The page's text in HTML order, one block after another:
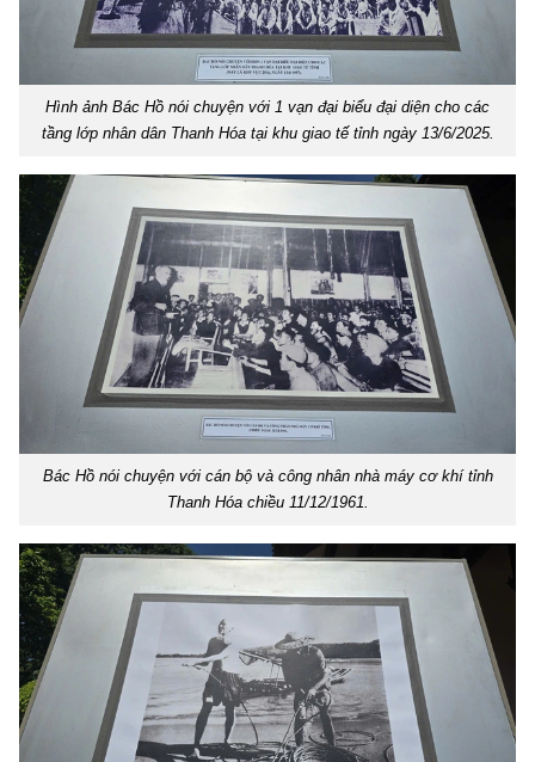
Hình ảnh Bác Hồ nói chuyện với 1 vạn đại biểu đại diện cho các
tầng lớp nhân dân Thanh Hóa tại khu giao tế tỉnh ngày 13/6/2025.
Bác Hồ nói chuyện với cán bộ và công nhân nhà máy cơ khí tỉnh
Thanh Hóa chiều 11/12/1961.